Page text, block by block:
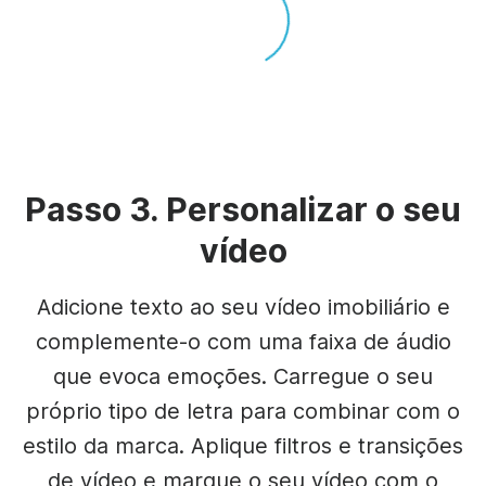
Passo 3. Personalizar o seu
vídeo
Adicione texto ao seu vídeo imobiliário e
complemente-o com uma faixa de áudio
que evoca emoções. Carregue o seu
próprio tipo de letra para combinar com o
estilo da marca. Aplique filtros e transições
de vídeo e marque o seu vídeo com o